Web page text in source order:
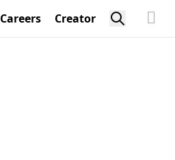
Careers Creator